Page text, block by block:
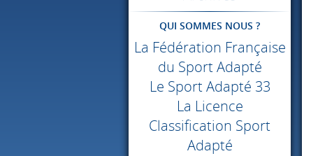
QUI SOMMES NOUS ?
La Fédération Française
du Sport Adapté
Le Sport Adapté 33
La Licence
Classification Sport
Adapté